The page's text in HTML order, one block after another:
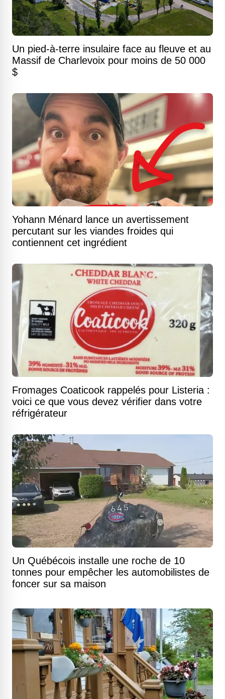
Un pied-à-terre insulaire face au fleuve et au
Massif de Charlevoix pour moins de 50 000
$
Yohann Ménard lance un avertissement
percutant sur les viandes froides qui
contiennent cet ingrédient
Fromages Coaticook rappelés pour Listeria :
voici ce que vous devez vérifier dans votre
réfrigérateur
Un Québécois installe une roche de 10
tonnes pour empêcher les automobilistes de
foncer sur sa maison